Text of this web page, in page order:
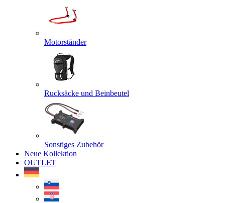
Motorständer
Rucksäcke und Beinbeutel
Sonstiges Zubehör
Neue Kollektion
OUTLET